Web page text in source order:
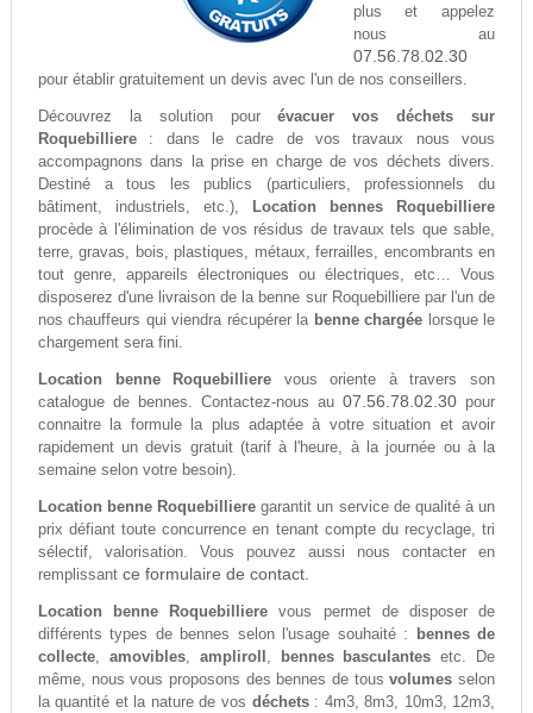
plus et appelez
nous au
07.56.78.02.30
pour établir gratuitement un devis avec l'un de nos conseillers.
Découvrez la solution pourévacuer vos déchets sur
Roquebilliere: dans le cadre de vos travaux nous vous
accompagnons dans la prise en charge de vos déchets divers.
Destiné a tous les publics (particuliers, professionnels du
bâtiment, industriels, etc.),
Location bennes Roquebilliere
procède à l'élimination de vos résidus de travaux tels que sable,
terre, gravas, bois, plastiques, métaux, ferrailles, encombrants en
tout genre, appareils électroniques ou électriques, etc… Vous
disposerez d'une livraison de la benne sur Roquebilliere par l'un de
nos chauffeurs qui viendra récupérer la benne chargée lorsque le
chargement sera fini.
Location benne Roquebilliere vous oriente à travers son
catalogue de bennes. Contactez-nous au07.56.78.02.30 pour
connaitre la formule la plus adaptée à votre situation et avoir
rapidement un devis gratuit (tarif à l'heure, à la journée ou à la
semaine selon votre besoin).
Location benne Roquebilliere garantit un service de qualité à un
prix défiant toute concurrence en tenant compte du recyclage, tri
sélectif, valorisation. Vous pouvez aussi nous contacter en
remplissant ce formulaire de contact.
Location benne Roquebilliere vous permet de disposer de
différents types de bennes selon l'usage souhaité :
bennes de
collecte, amovibles, ampliroll , bennes basculantes etc. De
même, nous vous proposons des bennes de tousvolumes selon
la quantité et la nature de vos déchets: 4m3, 8m3, 10m3, 12m3,